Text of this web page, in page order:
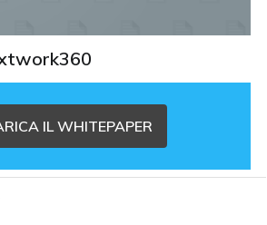
IL WHITEPAPER